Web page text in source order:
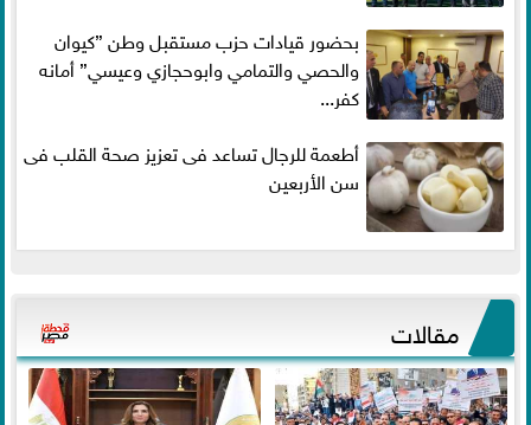
بحضور قيادات حزب مستقبل وطن ”كيوان
والحصي والتمامي وابوحجازي وعيسي” أمانه
كفر...
أطعمة للرجال تساعد فى تعزيز صحة القلب فى
سن الأربعين
مقالات